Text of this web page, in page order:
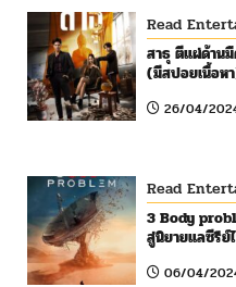
Read
สาธุ ตีแผ่ด้าน
(มีสปอยเนื้อห
26/04/
Read
3 Body
สู่นิยายแลซีรีย์
06/04/